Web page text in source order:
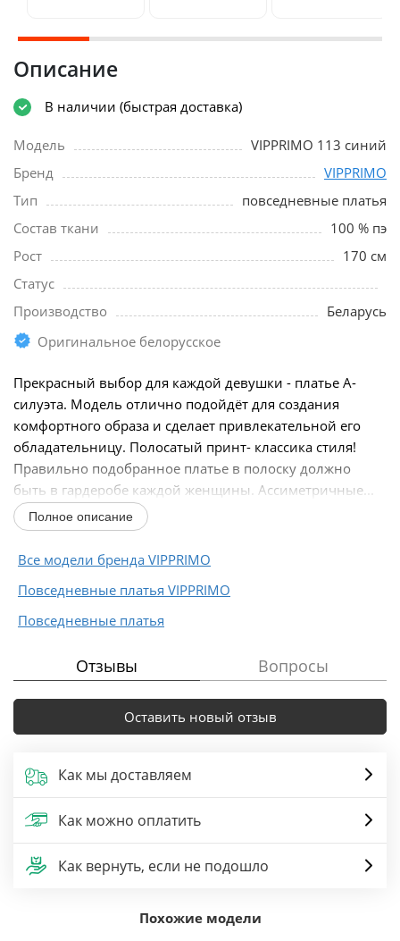
Описание
В наличии (быстрая доставка)
Модель
VIPPRIMО 113 синий
Бренд
VIPPRIMО
Тип
повседневные платья
Состав ткани
100 % пэ
Рост
170 см
Статус
Производство
Беларусь
Оригинальное белорусское
Прекрасный выбор для каждой девушки - платье А-
силуэта. Модель отлично подойдёт для создания
комфортного образа и сделает привлекательной его
обладательницу. Полосатый принт- классика стиля!
Правильно подобранное платье в полоску должно
быть в гардеробе каждой женщины. Ассиметричные...
Полное описание
Все модели бренда VIPPRIMО
Повседневные платья VIPPRIMО
Повседневные платья
Отзывы Вопросы
Оставить новый отзыв
Как мы доставляем
Как можно оплатить
Как вернуть, если не подошло
Похожие модели